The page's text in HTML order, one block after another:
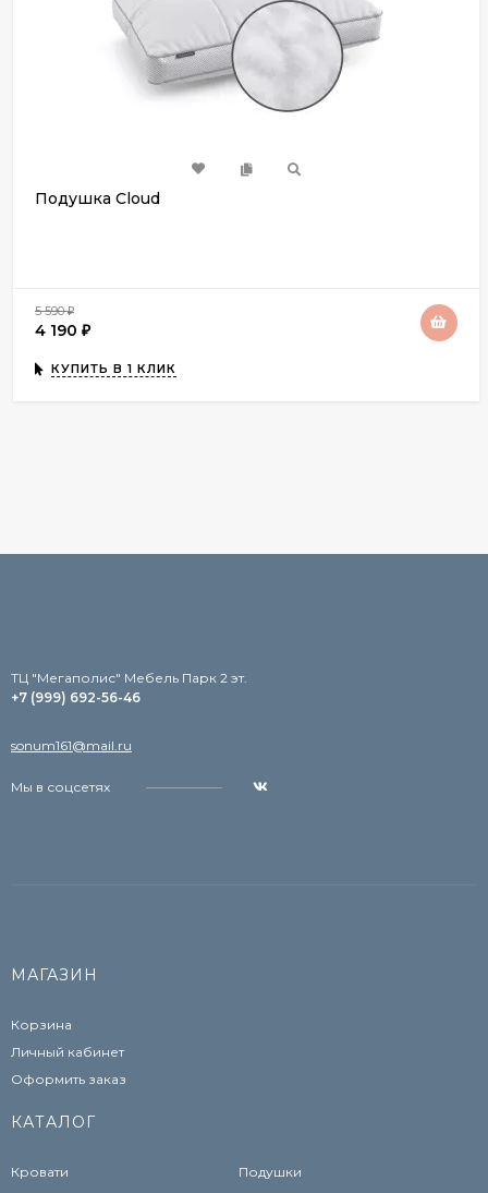
Подушка Cloud
5 590₽
4 190 ₽
КУПИТЬ В 1 КЛИК
TЦ "Мегаполис" Мебель Парк 2 эт.
+7 (999) 692-56-46
sonum161@mail.ru
Мы в соцсетях
МАГАЗИН
Корзина
Личный кабинет
Оформить заказ
КАТАЛОГ
Кровати
Подушки